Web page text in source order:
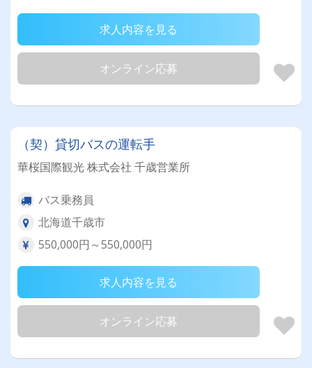
求人内容を見る
オンライン応募
（契）貸切バスの運転手
華桜国際観光 株式会社 千歳営業所
バス乗務員
北海道千歳市
550,000円～550,000円
求人内容を見る
オンライン応募